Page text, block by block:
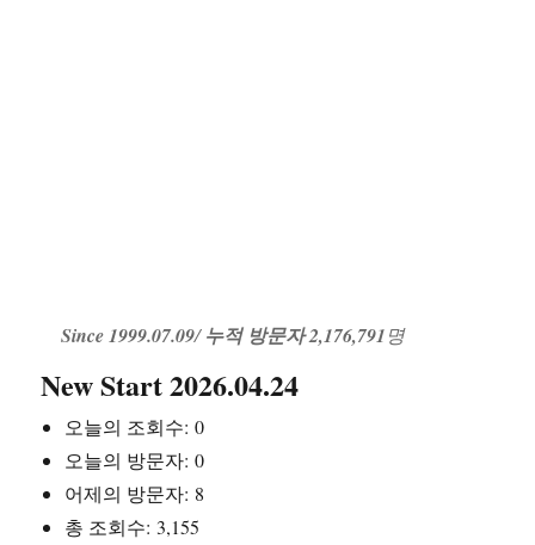
Since 1999.07.09/누적 방문자 2,176,791명
New Start 2026.04.24
오늘의 조회수:0
오늘의 방문자:0
어제의 방문자: 8
총 조회수: 3,155